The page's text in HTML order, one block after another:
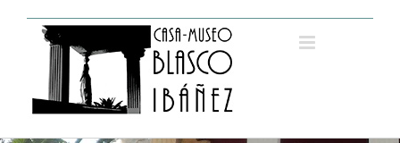
contenido